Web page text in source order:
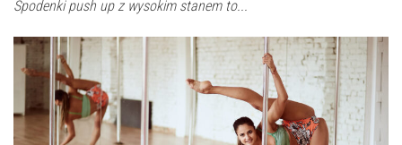
Spodenki push up z wysokim stanem to...